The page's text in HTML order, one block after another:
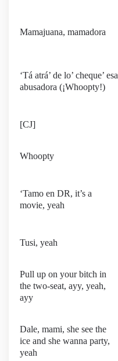
Mamajuana, mamadora
‘Tá atrá’ de lo’ cheque’ esa
abusadora (¡Whoopty!)
[CJ]
Whoopty
‘Tamo en DR, it’s a
movie, yeah
Tusi, yeah
Pull up on your bitch in
the two-seat, ayy, yeah,
ayy
Dale, mami, she see the
ice and she wanna party,
yeah